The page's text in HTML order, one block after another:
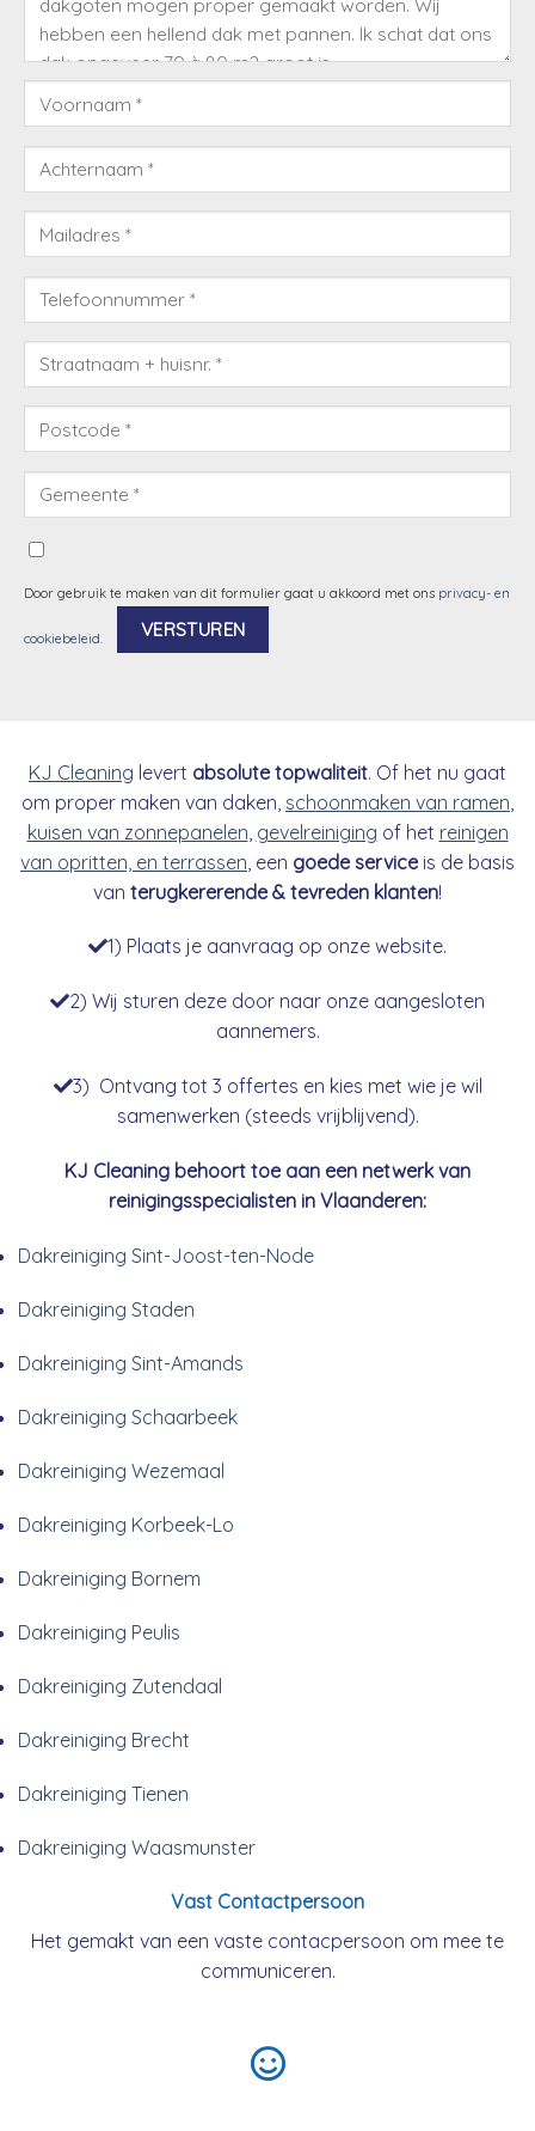
Door gebruik te maken van dit formulier gaat u akkoord met ons privacy- en
cookiebeleid.
KJ Cleaning levert absolute topwaliteit. Of het nu gaat
om proper maken van daken, schoonmaken van ramen
kuisen van zonnepanelen gevelreiniging of het reinigen
van opritten, en terrassen , een goede serviceis de basis
van terugkererende & tevreden klanten!
1) Plaats je aanvraag op onze website.
2) Wij sturen deze door naar onze aangesloten
aannemers.
3) Ontvang tot 3 offertes en kies met wie je wil
samenwerken (steeds vrijblijvend).
KJ Cleaning behoort toe aan een netwerk van
reinigingsspecialisten in Vlaanderen:
Dakreiniging Sint-Joost-ten-Node
Dakreiniging Staden
Dakreiniging Sint-Amands
Dakreiniging Schaarbeek
Dakreiniging Wezemaal
Dakreiniging Korbeek-Lo
Dakreiniging Bornem
Dakreiniging Peulis
Dakreiniging Zutendaal
Dakreiniging Brecht
Dakreiniging Tienen
Dakreiniging Waasmunster
Vast Contactpersoon
Het gemakt van een vaste contacpersoon om mee te
communiceren.